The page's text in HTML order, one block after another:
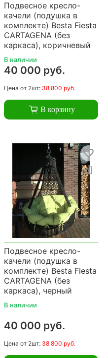
Подвесное кресло-
качели (подушка в
комплекте) Besta Fiesta
CARTAGENA (без
каркаса), коричневый
В наличии
40 000 руб.
Цена от 2шт: 38 800 руб.
В корзину
Подвесное кресло-
качели (подушка в
комплекте) Besta Fiesta
CARTAGENA (без
каркаса), черный
В наличии
40 000 руб.
Цена от 2шт: 38 800 руб.